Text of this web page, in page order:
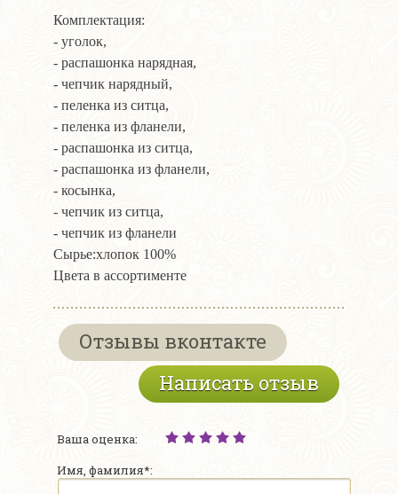
Комплектация:
- уголок,
- распашонка нарядная,
- чепчик нарядный,
- пеленка из ситца,
- пеленка из фланели,
- распашонка из ситца,
- распашонка из фланели,
- косынка,
- чепчик из ситца,
- чепчик из фланели
Сырье:хлопок 100%
Цвета в ассортименте
Отзывы вконтакте
Написать отзыв
Ваша оценка:
Имя, фамилия*: